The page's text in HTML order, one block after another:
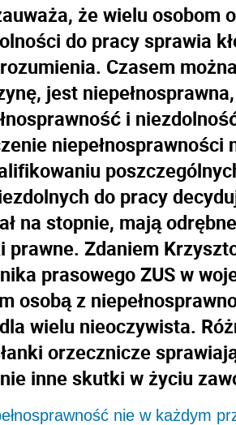
że wielu osobom
do pracy sprawia
Czasem
jest
i
niepełnosprawności
do pracy
na stopnie, mają
prawne. Zdaniem
prasowego ZUS w
osobą z
wielu nieoczywista.
orzecznicze
inne skutki w życiu
nie w każdym